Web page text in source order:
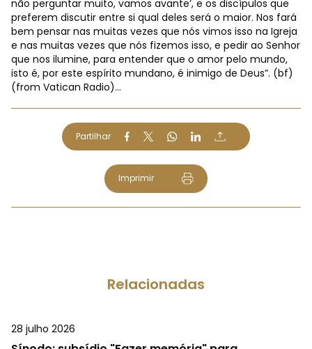
não perguntar muito, vamos avante’, e os discípulos que
preferem discutir entre si qual deles será o maior. Nos fará
bem pensar nas muitas vezes que nós vimos isso na Igreja
e nas muitas vezes que nós fizemos isso, e pedir ao Senhor
que nos ilumine, para entender que o amor pelo mundo,
isto é, por este espírito mundano, é inimigo de Deus”. (bf)
(from Vatican Radio)...
Partilhar
Imprimir
Relacionadas
28 julho 2026